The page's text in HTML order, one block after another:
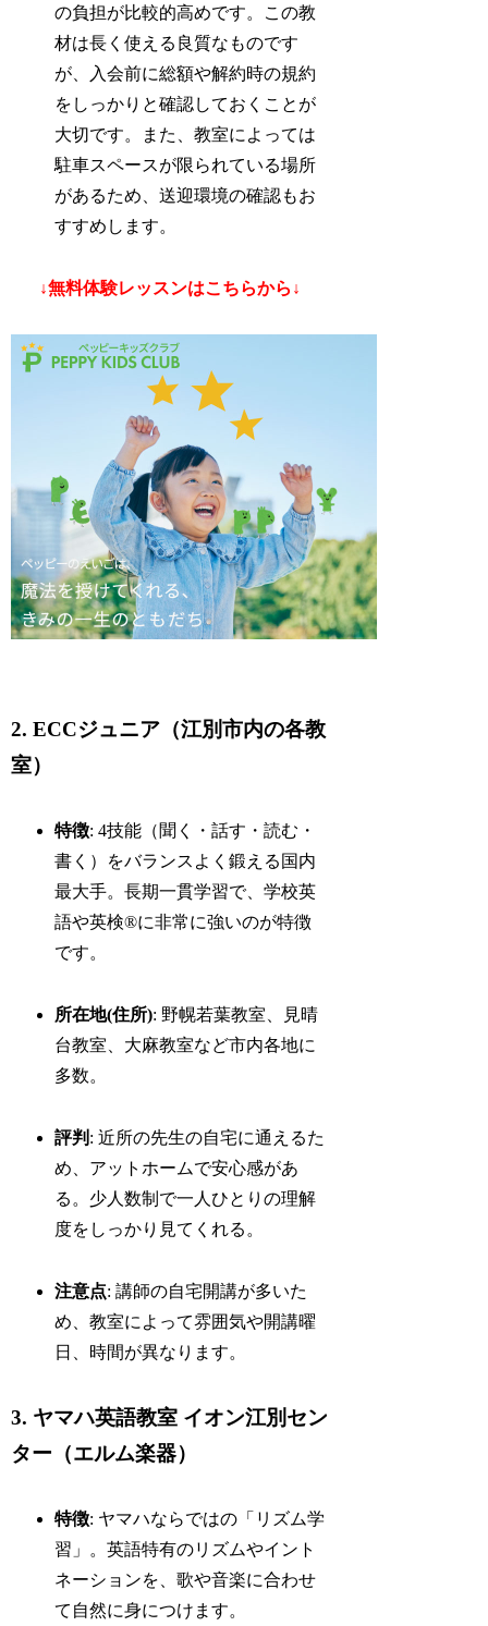
の負担が比較的高めです。この教
材は長く使える良質なものです
が、入会前に総額や解約時の規約
をしっかりと確認しておくことが
大切です。また、教室によっては
駐車スペースが限られている場所
があるため、送迎環境の確認もお
すすめします。
↓無料体験レッスンはこちらから↓
2. ECCジュニア（江別市内の各教
室）
特徴: 4技能（聞く・話す・読む・
書く）をバランスよく鍛える国内
最大手。長期一貫学習で、学校英
語や英検®に非常に強いのが特徴
です。
所在地(住所): 野幌若葉教室、見晴
台教室、大麻教室など市内各地に
多数。
評判 : 近所の先生の自宅に通えるた
め、アットホームで安心感があ
る。少人数制で一人ひとりの理解
度をしっかり見てくれる。
注意点: 講師の自宅開講が多いた
め、教室によって雰囲気や開講曜
日、時間が異なります。
3. ヤマハ英語教室 イオン江別セン
ター（エルム楽器）
特徴: ヤマハならではの「リズム学
習」。英語特有のリズムやイント
ネーションを、歌や音楽に合わせ
て自然に身につけます。